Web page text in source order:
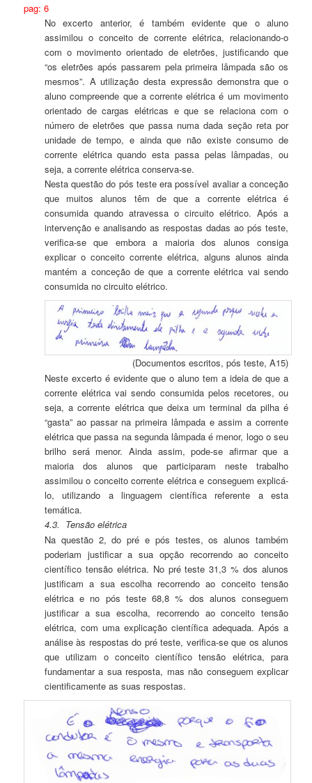
pag: 6
No excerto anterior, é também evidente que o aluno
assimilou o conceito de corrente elétrica, relacionando-o
com o movimento orientado de eletrões, justificando que
“os eletrões após passarem pela primeira lâmpada são os
mesmos”. A utilização desta expressão demonstra que o
aluno compreende que a corrente elétrica é um movimento
orientado de cargas elétricas e que se relaciona com o
número de eletrões que passa numa dada seção reta por
unidade de tempo, e ainda que não existe consumo de
corrente elétrica quando esta passa pelas lâmpadas, ou
seja, a corrente elétrica conserva-se.
Nesta questão do pós teste era possível avaliar a conceção
que muitos alunos têm de que a corrente elétrica é
consumida quando atravessa o circuito elétrico. Após a
intervenção e analisando as respostas dadas ao pós teste,
verifica-se que embora a maioria dos alunos consiga
explicar o conceito corrente elétrica, alguns alunos ainda
mantém a conceção de que a corrente elétrica vai sendo
consumida no circuito elétrico.
(Documentos escritos, pós teste, A15)
Neste excerto é evidente que o aluno tem a ideia de que a
corrente elétrica vai sendo consumida pelos recetores, ou
seja, a corrente elétrica que deixa um terminal da pilha é
“gasta” ao passar na primeira lâmpada e assim a corrente
elétrica que passa na segunda lâmpada é menor, logo o seu
brilho será menor. Ainda assim, pode-se afirmar que a
maioria dos alunos que participaram neste trabalho
assimilou o conceito corrente elétrica e conseguem explicá-
lo, utilizando a linguagem científica referente a esta
temática.
4.3. Tensão elétrica
Na questão 2, do pré e pós testes, os alunos também
poderiam justificar a sua opção recorrendo ao conceito
científico tensão elétrica. No pré teste 31,3 % dos alunos
justificam a sua escolha recorrendo ao conceito tensão
elétrica e no pós teste 68,8 % dos alunos conseguem
justificar a sua escolha, recorrendo ao conceito tensão
elétrica, com uma explicação científica adequada. Após a
análise às respostas do pré teste, verifica-se que os alunos
que utilizam o conceito científico tensão elétrica, para
fundamentar a sua resposta, mas não conseguem explicar
cientificamente as suas respostas.